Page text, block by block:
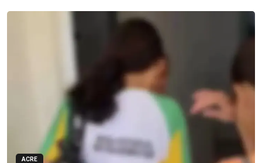
ACRE